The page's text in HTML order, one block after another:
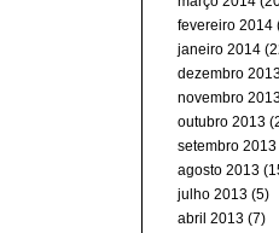
fevereiro 2014
janeiro 2014
dezembro
novembro
outubro 2013
setembro 2013
agosto 2013
julho 2013 (5)
abril 2013 (7)